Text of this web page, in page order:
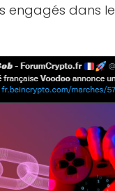
engagés dans